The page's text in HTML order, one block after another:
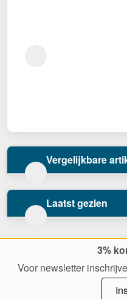
Vergelijkbare
Laatst gezien
3%
Voor newsletter